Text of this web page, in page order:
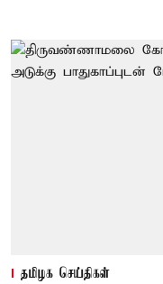
தமிழக செய்திகள்